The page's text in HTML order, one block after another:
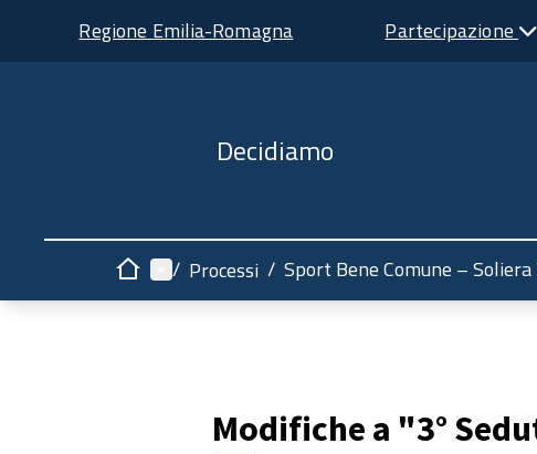
Regione Emilia-Romagna Partecipazione
Decidiamo
HomeMenù principale
/ Processi / Sport Bene Comune –
Modifiche a "3°